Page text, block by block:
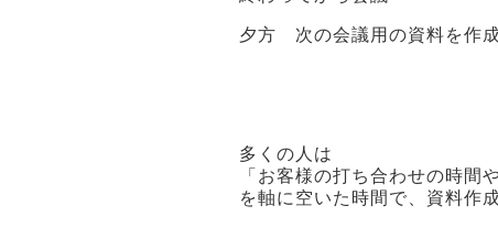
夕方 次の会議用の資料を作
多くの人は
「お客様の打ち合わせの時間
を軸に空いた時間で、資料作